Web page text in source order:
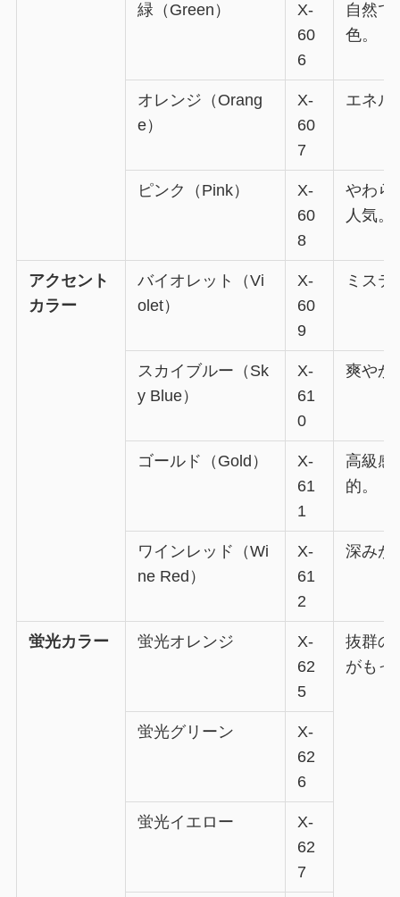
緑（Green）
X-
60
6
自然で
色。
オレンジ（Orang
e）
X-
60
7
エネル
ピンク（Pink）
X-
60
8
やわら
人気。
アクセント
カラー
バイオレット（Vi
olet）
X-
60
9
ミス
スカイブルー（Sk
y Blue）
X-
61
0
爽やか
ゴールド（Gold）
X-
61
1
高級感
的。
ワインレッド（Wi
ne Red）
X-
61
2
深みが
蛍光カラー 蛍光オレンジ
X-
62
5
抜群の
がもっ
蛍光グリーン
X-
62
6
蛍光イエロー
X-
62
7